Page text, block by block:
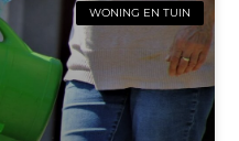
WONING EN TUIN